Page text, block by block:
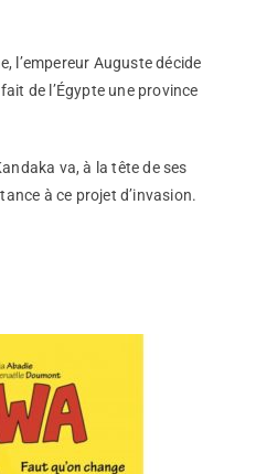
l’empereur Auguste décide
de l’Égypte une province
va, à la tête de ses
à ce projet d’invasion.